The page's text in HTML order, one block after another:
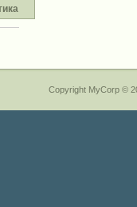
Copyright MyCorp ©